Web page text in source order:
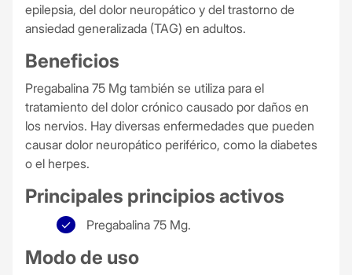
epilepsia, del dolor neuropático y del trastorno de
ansiedad generalizada (TAG) en adultos.
Beneficios
Pregabalina 75 Mg también se utiliza para el
tratamiento del dolor crónico causado por daños en
los nervios. Hay diversas enfermedades que pueden
causar dolor neuropático periférico, como la diabetes
o el herpes.
Principales principios activos
Pregabalina 75 Mg.
Modo de uso